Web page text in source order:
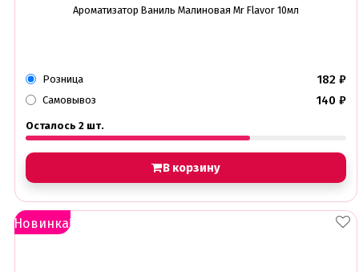
Ароматизатор Ваниль Малиновая Mr Flavor 10мл
Розница 182 ₽
Самовывоз 140 ₽
Осталось 2 шт.
В корзину
Новинка!